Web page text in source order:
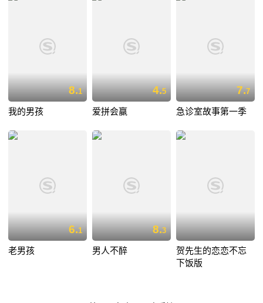
8.1
我的男孩
4.5
爱拼会赢
7.7
急诊室故事第一季
6.1
老男孩
8.3
男人不醉
贺先生的恋恋不忘
下饭版